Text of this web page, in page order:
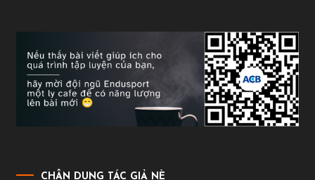
CHÂN DUNG TÁC GIẢ NÈ